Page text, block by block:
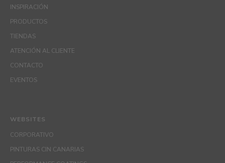
INSPIRACIÓN
PRODUCTOS
TIENDAS
ATENCIÓN AL CLIENTE
CONTACTO
EVENTOS
WEBSITES
CORPORATIVO
PINTURAS CIN CANARIAS